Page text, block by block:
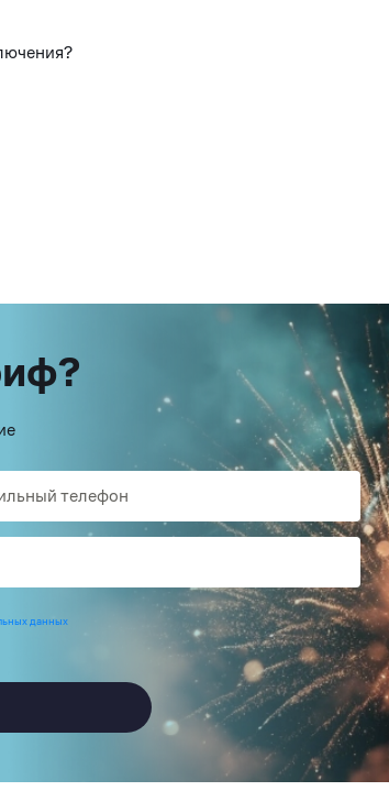
данных